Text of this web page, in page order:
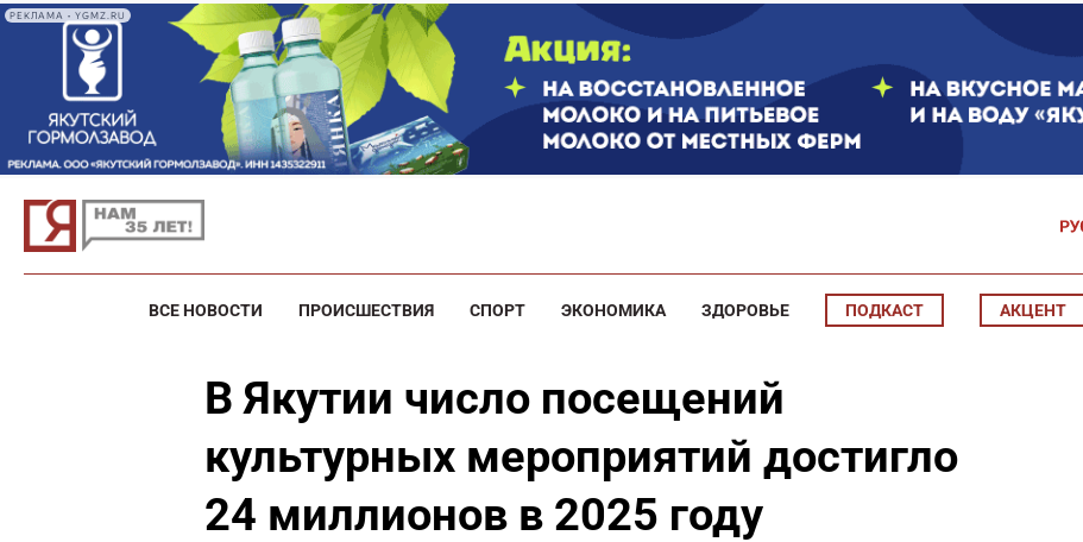
РЕКЛАМА • YGMZ.RU
ВСЕ НОВОСТИ ПРОИСШЕСТВИЯ СПОРТ ЭКОНОМИКА ЗДОРОВЬЕ ПОДКАСТ АКЦЕНТ
В Якутии число посещений
культурных мероприятий достигло
24 миллионов в 2025 году